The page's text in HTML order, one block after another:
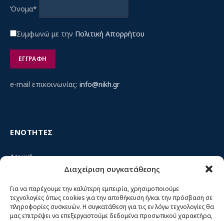
Διαχείριση συγκατάθεσης
Για να παρέχουμε την καλύτερη εμπειρία, χρησιμοποιούμε
τεχνολογίες όπως cookies για την αποθήκευση ή/και την πρόσβαση σε
πληροφορίες συσκευών. Η συγκατάθεση για τις εν λόγω τεχνολογίες θα
μας επιτρέψει να επεξεργαστούμε δεδομένα προσωπικού χαρακτήρα,
Όνομα*
Συμφωνώ με την Πολιτική Απορρήτου
e-mail επικοινωνίας: info@nikh.gr
ΕΝΟΤΗΤΕΣ
Αρχική
Κίνημα ΝΙΚΗ – Ποιοι είμαστε, αρχές & δράση
Θέσεις
Πρόσωπα